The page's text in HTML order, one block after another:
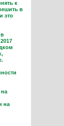
к
в
это
на